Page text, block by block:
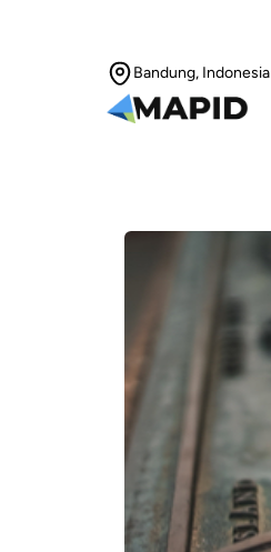
Bandung, Indonesia